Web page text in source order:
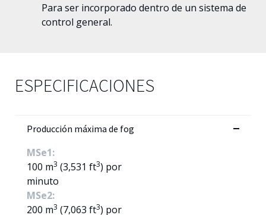
Para ser incorporado dentro de un sistema de
control general.
ESPECIFICACIONES
Producción máxima de fog
MSe1:
100 m3 (3,531 ft3) por
minuto
MSe2:
200 m3 (7,063 ft3) por